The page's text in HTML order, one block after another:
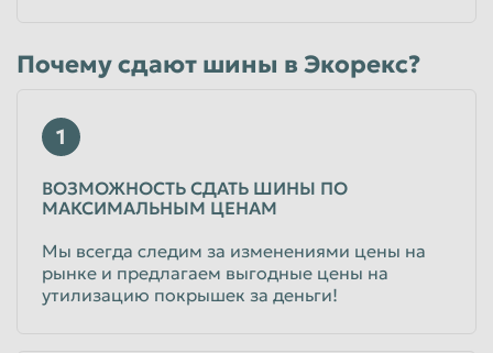
Почему сдают шины в Экорекс?
1
ВОЗМОЖНОСТЬ СДАТЬ ШИНЫ ПО
МАКСИМАЛЬНЫМ ЦЕНАМ
Мы всегда следим за изменениями цены на
рынке и предлагаем выгодные цены на
утилизацию покрышек за деньги!